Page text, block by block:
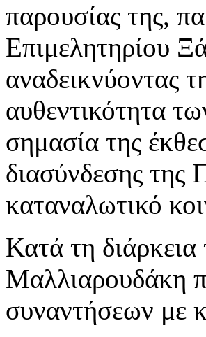
παρουσίας της,
Επιμελητηρίου
αναδεικνύοντας
αυθεντικότητα
σημασία της
διασύνδεσης της
καταναλωτικό
Κατά τη
Μαλλιαρουδάκη
συναντήσεων με